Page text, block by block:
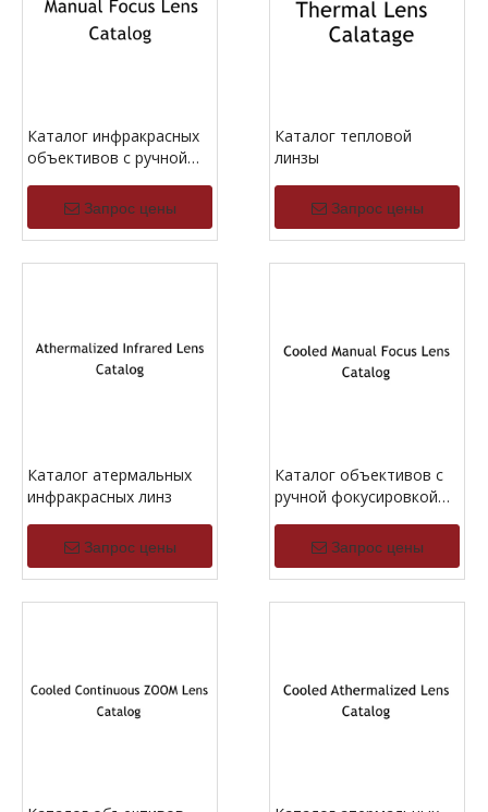
Каталог инфракрасных
объективов с ручной
Запрос цены
Каталог тепловой
линзы
Запрос цены
Каталог атермальных
инфракрасных линз
Запрос цены
Каталог объективов с
ручной фокусировкой
Запрос цены